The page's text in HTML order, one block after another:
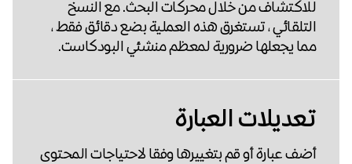
للاكتشاف من خلال محركات البحث. مع النسخ
التلقائي ، تستغرق هذه العملية بضع دقائق فقط ،
مما يجعلها ضرورية لمعظم منشئي البودكاست.
تعديلات العبارة
أضف عبارة أو قم بتغييرها وفقا لاحتياجات المحتوى